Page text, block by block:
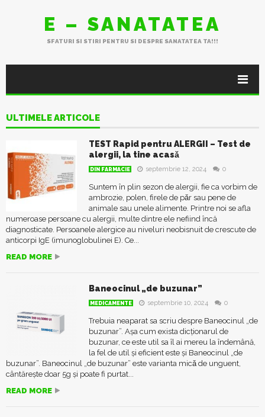
E – SANATATEA
SFATURI SI STIRI PENTRU SI DESPRE SANATATEA TA!!!
ULTIMELE ARTICOLE
TEST Rapid pentru ALERGII – Test de
alergii, la tine acasǎ
DIN FARMACIE septembrie 12, 2024 0
Suntem în plin sezon de alergii, fie ca vorbim de
ambrozie, polen, firele de pǎr sau pene de
animale sau unele alimente. Printre noi se afla
numeroase persoane cu alergii, multe dintre ele nefiind încă
diagnosticate. Persoanele alergice au niveluri neobisnuit de crescute de
anticorpi IgE (imunoglobulinei E). Ce...
READ MORE
Baneocinul „de buzunar”
MEDICAMENTE septembrie 10, 2024 0
Trebuia neaparat sa scriu despre Baneocinul „de
buzunar”. Așa cum exista dicționarul de
buzunar, ce este util sa îl ai mereu la îndemână,
la fel de util și eficient este şi Baneocinul „de
buzunar”. Baneocinul „de buzunar” este varianta micǎ de unguent,
cântărește doar 5g și poate fi purtat...
READ MORE